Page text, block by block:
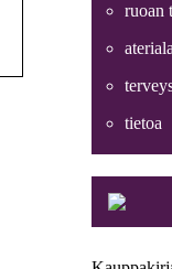
ruoan
tietoa